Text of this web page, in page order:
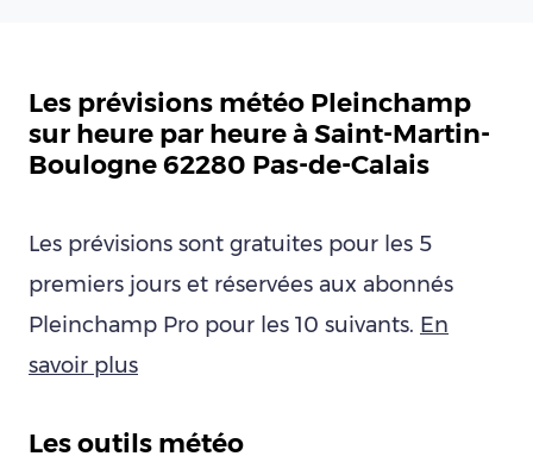
Les prévisions météo Pleinchamp
sur heure par heure à Saint-Martin-
Boulogne 62280 Pas-de-Calais
Les prévisions sont gratuites pour les 5
premiers jours et réservées aux abonnés
Pleinchamp Pro pour les 10 suivants. En
savoir plus
Les outils météo